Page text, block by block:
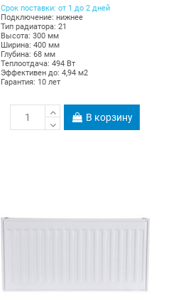
Срок поставки: от 1 до 2 дней
Подключение: нижнее
Тип радиатора: 21
Высота: 300 мм
Ширина: 400 мм
Глубина: 68 мм
Теплоотдача: 494 Вт
Эффективен до: 4,94 м2
Гарантия: 10 лет
В корзину